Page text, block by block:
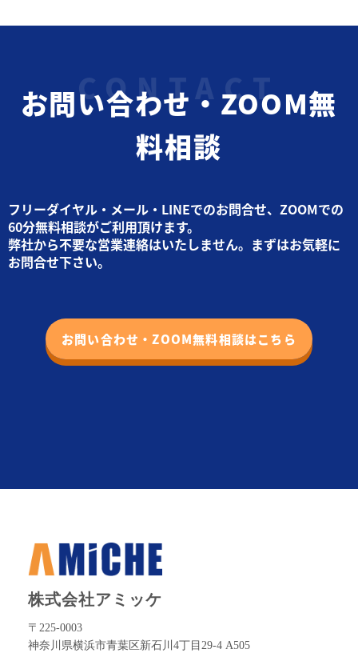
お問い合わせ・ZOOM無
料相談
フリーダイヤル・メール・LINEでのお問合せ、ZOOMでの
60分無料相談がご利用頂けます。
弊社から不要な営業連絡はいたしません。まずはお気軽に
お問合せ下さい。
お問い合わせ・ZOOM無料相談はこちら
株式会社アミッケ
〒225-0003
神奈川県横浜市青葉区新石川4丁目29-4 A505